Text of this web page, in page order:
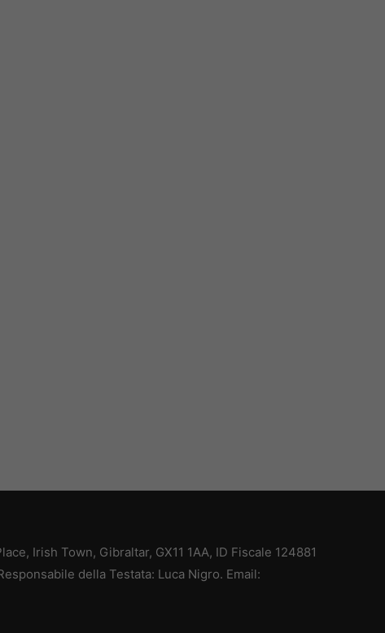
Irish Town, Gibraltar, GX11 1AA, ID Fiscale 124881
della Testata: Luca Nigro. Email: